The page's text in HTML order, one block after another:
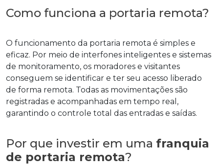
Como funciona a portaria remota?
O funcionamento da portaria remota é simples e
eficaz. Por meio de interfones inteligentes e sistemas
de monitoramento, os moradores e visitantes
conseguem se identificar e ter seu acesso liberado
de forma remota. Todas as movimentações são
registradas e acompanhadas em tempo real,
garantindo o controle total das entradas e saídas.
Por que investir em uma franquia
de portaria remota?